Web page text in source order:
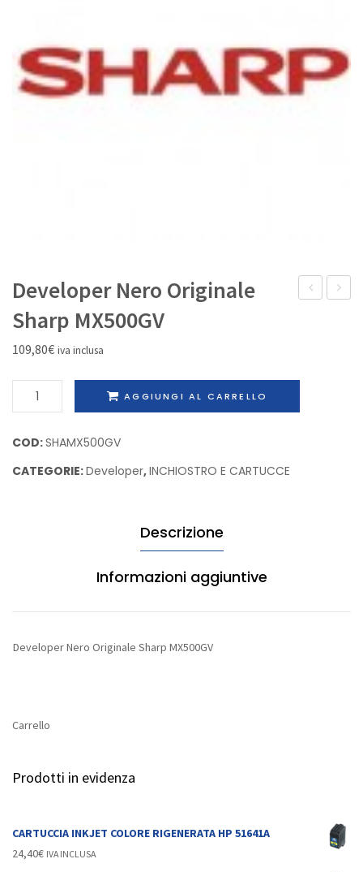
Sharp
Developer Nero Originale
Sharp MX500GV
109,80€ iva inclusa
Developer
Nero
Sharp
MX500GV
AGGIUNGI AL CARRELLO
COD:SHAMX500GV
CATEGORIE:Developer,INCHIOSTRO E CARTUCCE
Descrizione
Informazioni aggiuntive
Developer Nero Originale Sharp MX500GV
Carrello
Prodotti in evidenza
CARTUCCIA INKJET COLORE RIGENERATA HP 51641A
24,40€ IVA INCLUSA